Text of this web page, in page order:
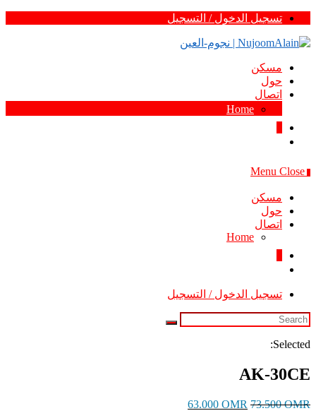
Skip
content
تسجيل الدخول / التسجيل
مسكن
حول
اتصال
Home
Menu Close
مسكن
حول
اتصال
Home
تسجيل الدخول / التسجيل
Selected:
AK-30CE
73.500OMR
63.000 OMR